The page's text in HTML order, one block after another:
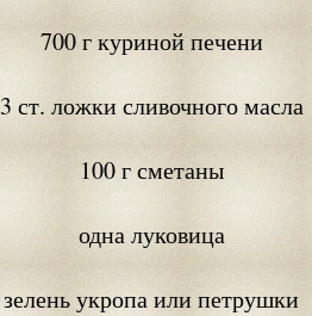
700 г куриной печени
3 ст. ложки сливочного масла
100 г сметаны
одна луковица
зелень укропа или петрушки